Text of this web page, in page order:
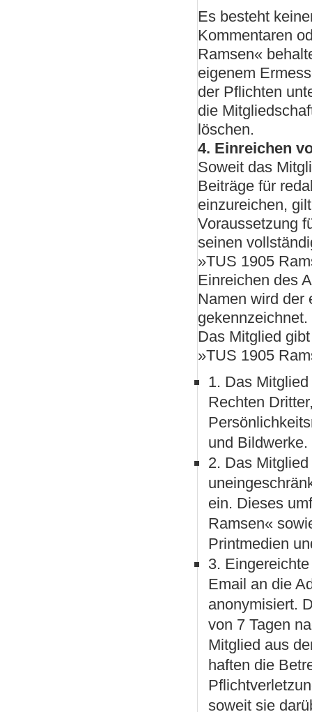
Es besteht
Kommentaren
Ramsen«
eigenem
der Pflichten
die
löschen.
4. Einreichen
Soweit das
Beiträge für
einzureichen,
Voraussetzung
seinen
»TUS 1905
Einreichen des
Namen wird der
gekennzeichnet.
Das Mitglied
»TUS 1905
1. Das
Rechten
und Bildwerke.
2. Das
ein. Dieses
Ramsen«
Printmedien
3.
Email an die
anonymisiert.
von 7 Tagen
Mitglied aus
haften die
soweit sie